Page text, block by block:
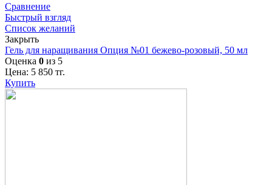
Сравнение
Быстрый взгляд
Список желаний
Закрыть
Гель для наращивания Опция №01 бежево-розовый, 50 мл
Оценка 0 из 5
Цена: 5 850 тг.
Купить